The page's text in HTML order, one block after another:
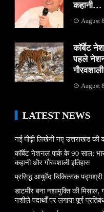
कहानी…
August
कॉर्बेट
पहले
August
LATEST NEWS
नई पीढ़ी लिखेगी नए उत्तराखंड की
कॉर्बेट नेशनल पार्क के 90 साल:
कहानी और गौरवशाली इतिहास
प्रसिद्ध आयुर्वेद चिकित्सक
डाटमीर बना नशामुक्ति की
नशीले पदार्थों पर लगाया पूर्ण